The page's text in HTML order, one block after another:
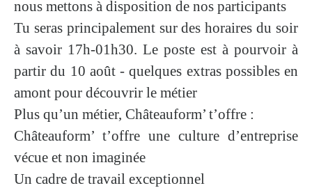
nous mettons à disposition de nos participants
Tu seras principalement sur des horaires du soir
à savoir 17h-01h30. Le poste est à pourvoir à
partir du 10 août - quelques extras possibles en
amont pour découvrir le métier
Plus qu’un métier, Châteauform’ t’offre :
Châteauform’ t’offre une culture d’entreprise
vécue et non imaginée
Un cadre de travail exceptionnel